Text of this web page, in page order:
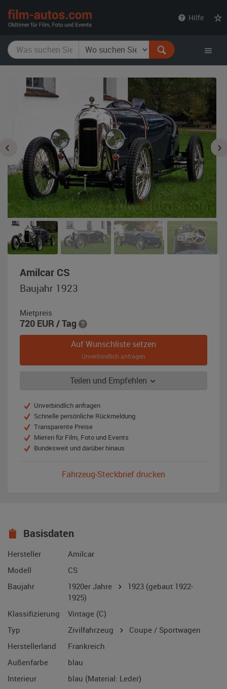
Hilfe
Amilcar CS
Baujahr
1923,
Baujahr 1923
Mietpreis
720 EUR / Tag
Auf Wunschliste setzen
Unverbindlich anfragen
Teilen und Empfehlen
Unverbindlich anfragen
Schnelle persönliche Rückmeldung
Transparente Preise
Mieten für Film, Foto und Events
Bundesweit und darüber hinaus
Fahrzeug-Steckbrief drucken
Basisdaten
Hersteller
Amilcar
Modell
CS
Baujahr
1920er Jahre 1923 (gebaut 1922-
1925)
Klassifizierung
Vintage (C)
Typ
Zivilfahrzeug
Coupe / Sportwagen
Herstellerland
Frankreich
Außenfarbe
blau
Interieur
blau (Material: Leder)